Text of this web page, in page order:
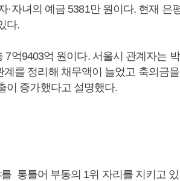
·자녀의 예금 5381만 원이다. 현재 은
다.
억9403억 원이다. 서울시 관계자는
를 정리해 채무액이 늘었고 축의금
이 증가했다고 설명했다.
통틀어 부동의 1위 자리를 지키고